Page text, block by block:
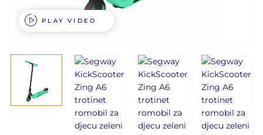
PLAY VIDEO